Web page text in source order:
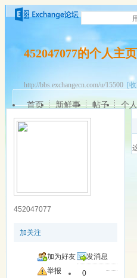
452047077的个人主页
http://bbs.exchangecn.com/u/15500 [
首页 新鲜事 帖子 个
452047077
加关注
加为好友
发消息
举报
0